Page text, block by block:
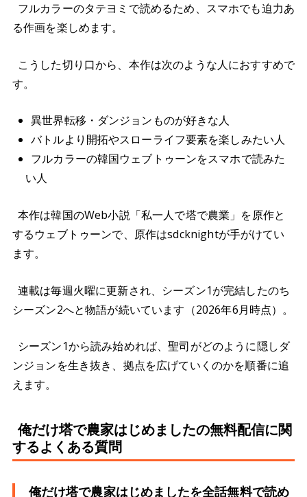
フルカラーのタテヨミで読めるため、スマホでも迫力あ
る作画を楽しめます。
こうした切り口から、本作は次のような人におすすめで
す。
異世界転移・ダンジョンものが好きな人
バトルより開拓やスローライフ要素を楽しみたい人
フルカラーの韓国ウェブトゥーンをスマホで読みた
い人
本作は韓国のWeb小説「私一人で塔で農業」を原作と
するウェブトゥーンで、原作はsdcknightが手がけてい
ます。
連載は毎週火曜に更新され、シーズン1が完結したのち
シーズン2へと物語が続いています（2026年6月時点）。
シーズン1から読み始めれば、聖司がどのように隠しダ
ンジョンを生き抜き、拠点を広げていくのかを順番に追
えます。
俺だけ塔で農家はじめましたの無料配信に関
するよくある質問
俺だけ塔で農家はじめましたを全話無料で読め